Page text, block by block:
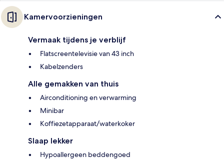
Kamervoorzieningen
Vermaak tijdens je verblijf
Flatscreentelevisie van 43 inch
Kabelzenders
Alle gemakken van thuis
Airconditioning en verwarming
Minibar
Koffiezetapparaat/waterkoker
Slaap lekker
Hypoallergeen beddengoed